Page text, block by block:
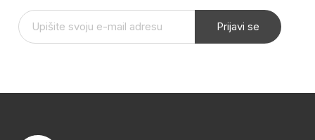
Prijavi se